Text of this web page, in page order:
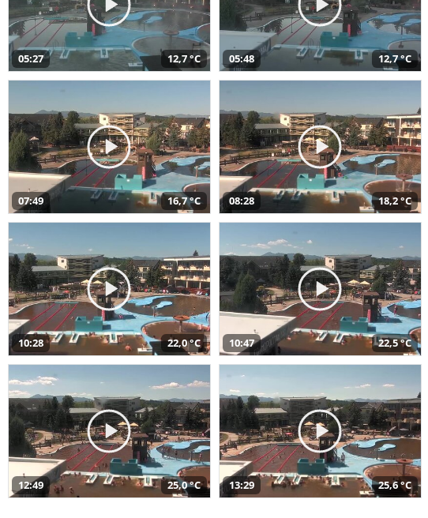
05:27 12,7 °C 05:48 12,7 °C
07:49 16,7 °C 08:28 18,2 °C
10:28 22,0 °C 10:47 22,5 °C
12:49 25,0 °C 13:29 25,6 °C